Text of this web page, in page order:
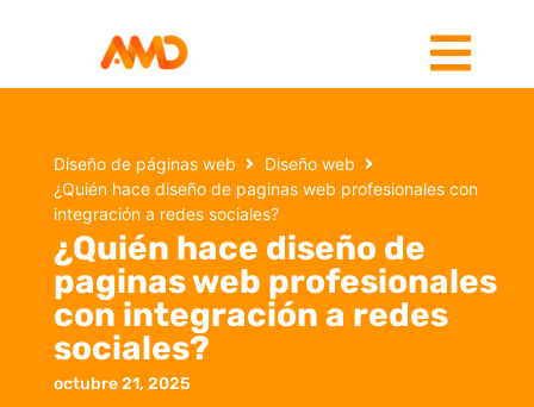
Diseño de páginas web
Diseño web
¿Quién hace diseño de paginas web profesionales con
integración a redes sociales?
¿Quién hace diseño de
paginas web profesionales
con integración a redes
sociales?
octubre 21, 2025